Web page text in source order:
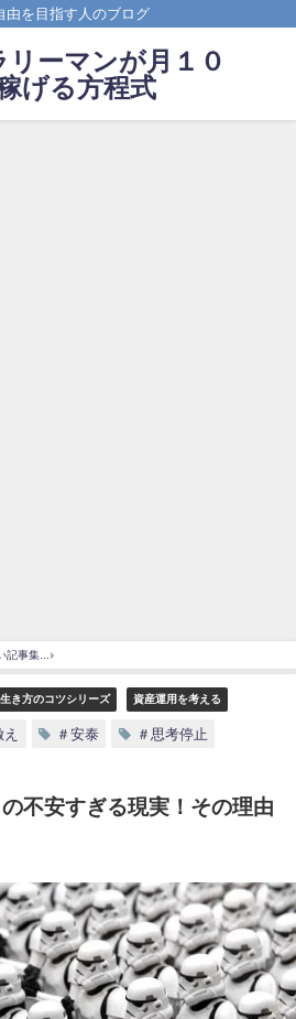
由を目指す人のブログ
リーマンが月１０
げる方程式
記事集
生き方のコツシリーズ 資産運用を考える
＃安泰 ＃思考停止
の不安すぎる現実！その理由